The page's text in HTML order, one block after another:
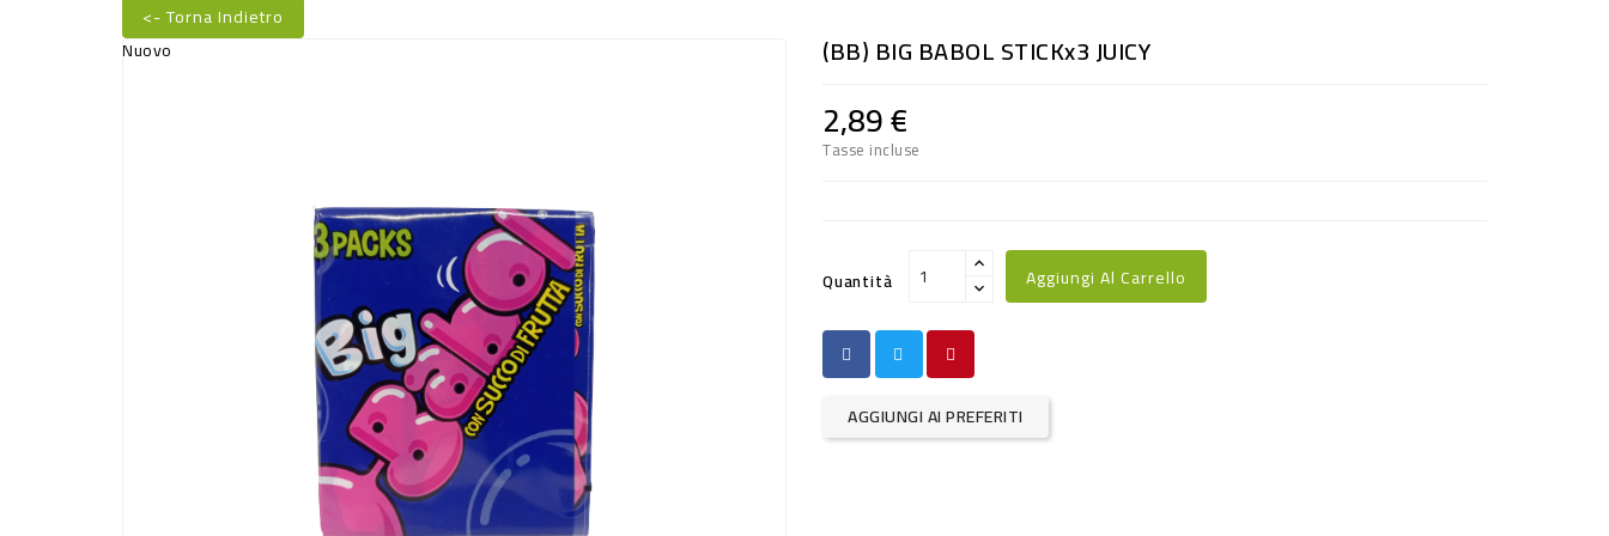
<- Torna Indietro
Nuovo
(BB) BIG BABOL STICKx3 JUICY
2,89 €
Tasse incluse
Quantità Aggiungi Al Carrello
AGGIUNGI AI PREFERITI